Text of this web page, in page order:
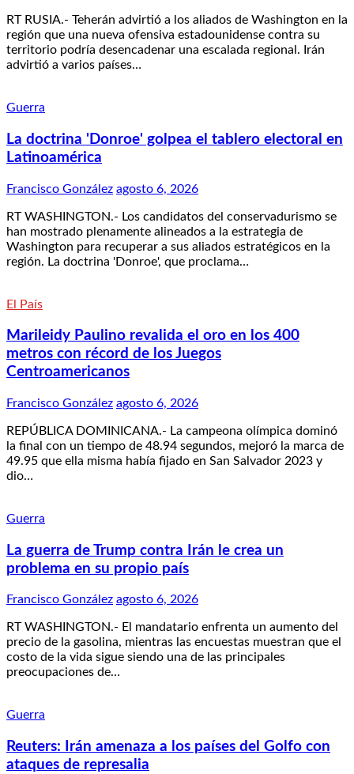
RT RUSIA.- Teherán advirtió a los aliados de Washington en la
región que una nueva ofensiva estadounidense contra su
territorio podría desencadenar una escalada regional. Irán
advirtió a varios países…
Guerra
La doctrina 'Donroe' golpea el tablero electoral en
Latinoamérica
Francisco González agosto 6, 2026
RT WASHINGTON.- Los candidatos del conservadurismo se
han mostrado plenamente alineados a la estrategia de
Washington para recuperar a sus aliados estratégicos en la
región. La doctrina 'Donroe', que proclama…
El País
Marileidy Paulino revalida el oro en los 400
metros con récord de los Juegos
Centroamericanos
Francisco González agosto 6, 2026
REPÚBLICA DOMINICANA.- La campeona olímpica dominó
la final con un tiempo de 48.94 segundos, mejoró la marca de
49.95 que ella misma había fijado en San Salvador 2023 y
dio…
Guerra
La guerra de Trump contra Irán le crea un
problema en su propio país
Francisco González agosto 6, 2026
RT WASHINGTON.- El mandatario enfrenta un aumento del
precio de la gasolina, mientras las encuestas muestran que el
costo de la vida sigue siendo una de las principales
preocupaciones de…
Guerra
Reuters: Irán amenaza a los países del Golfo con
ataques de represalia